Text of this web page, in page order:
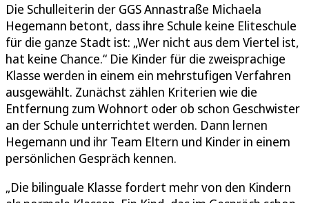
Die Schulleiterin der GGS Annastraße Michaela
Hegemann betont, dass ihre Schule keine Eliteschule
für die ganze Stadt ist: „Wer nicht aus dem Viertel ist,
hat keine Chance.“ Die Kinder für die zweisprachige
Klasse werden in einem ein mehrstufigen Verfahren
ausgewählt. Zunächst zählen Kriterien wie die
Entfernung zum Wohnort oder ob schon Geschwister
an der Schule unterrichtet werden. Dann lernen
Hegemann und ihr Team Eltern und Kinder in einem
persönlichen Gespräch kennen.
„Die bilinguale Klasse fordert mehr von den Kindern